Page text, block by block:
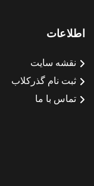
اطلاعات
نقشه سایت
ثبت نام گذرکلاب
تماس با ما